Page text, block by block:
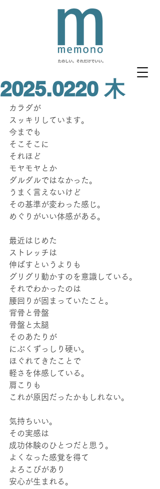
2025.0220 木
カラダが
スッキリしています。
今までも
そこそこに
それほど
モヤモヤとか
ダルダルではなかった。
うまく言えないけど
その基準が変わった感じ。
めぐりがいい体感がある。
最近はじめた
ストレッチは
伸ばすというよりも
グリグリ動かすのを意識している。
それでわかったのは
腰回りが固まっていたこと。
背骨と骨盤
骨盤と太腿
そのあたりが
にぶくずっしり硬い。
ほぐれてきたことで
軽さを体感している。
肩こりも
これが原因だったかもしれない。
気持ちいい。
その実感は
成功体験のひとつだと思う。
よくなった感覚を得て
よろこびがあり
安心が生まれる。